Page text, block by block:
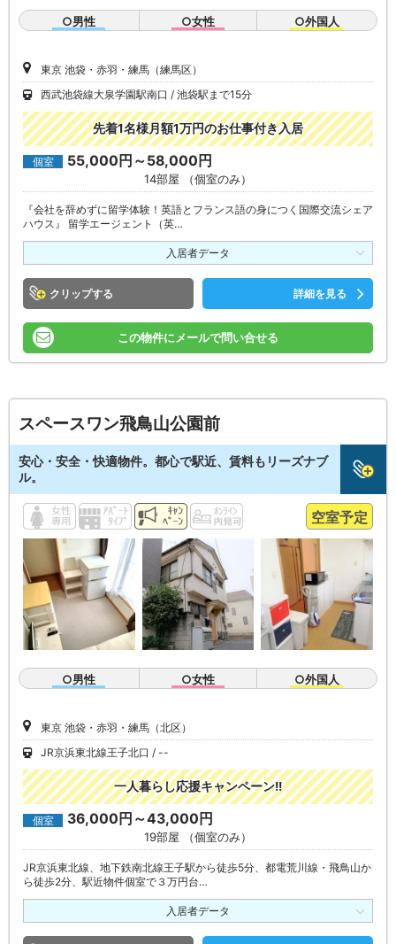
○男性 ○女性 ○外国人
東京 池袋・赤羽・練馬（練馬区）
西武池袋線大泉学園駅南口
池袋駅まで15分
先着1名様月額1万円のお仕事付き入居
個室 55,000円～58,000円
14部屋 （個室のみ）
『会社を辞めずに留学体験！英語とフランス語の身につく国際交流シェア
ハウス』 留学エージェント（英…
入居者データ
クリップ 詳細を見る
この物件にメールで問い合せる
スペースワン飛鳥山公園前
安心・安全・快適物件。都心で駅近、賃料もリーズナブ
ル。
空室予定
○男性 ○女性 ○外国人
東京 池袋・赤羽・練馬（北区）
JR京浜東北線王子北口
--
一人暮らし応援キャンペーン!!
個室 36,000円～43,000円
19部屋 （個室のみ）
JR京浜東北線、地下鉄南北線王子駅から徒歩5分、都電荒川線・飛鳥山か
ら徒歩2分、駅近物件個室で３万円台…
入居者データ